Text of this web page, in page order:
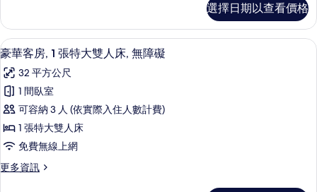
人
床
(High
Floor)
的
所
有
相
片
客
房,
2
單
人
(High
Floor)
的
詳
情
選擇日期以查看價格
顯
示
豪
華
客
房,
張
高級寢具、羽絨被、迷你吧、客房內保
7
豪華客房, 1 張特大雙人床, 無障礙
32 平方公尺
1 間臥室
可容納 3 人 (依實際入住人數計費)
1 張特大雙人床
免費無線上網
更多資訊
更